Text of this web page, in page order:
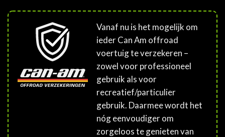
Vanaf nu is het mogelijk om
ieder Can Am offroad
voertuig te verzekeren –
zowel voor professioneel
gebruik als voor
recreatief/particulier
gebruik. Daarmee wordt het
nóg eenvoudiger om
zorgeloos te genieten van